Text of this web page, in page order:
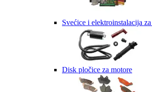
Svećice i elektroinstalacija
Disk pločice za motore